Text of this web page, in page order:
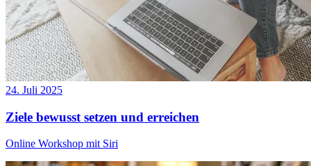
24. Juli 2025
Ziele bewusst setzen und erreichen
Online Workshop mit Siri